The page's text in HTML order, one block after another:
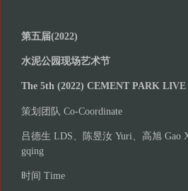
第五届(2022)
水泥公园现场艺术节
The 5th (2022) CEMENT PARK
策划团队 Co-Coordinate
吕德生 LDS、陈昱汝 Yuri、高旭 Gao
gqing
时间 Time